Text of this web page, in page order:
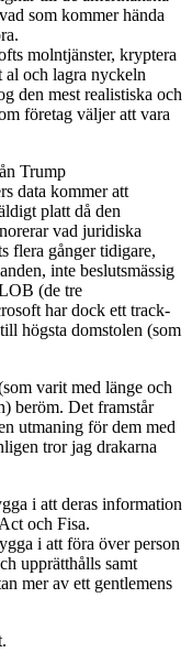
som kommer hända
molntjänster, kryptera
al och lagra nyckeln
den mest realistiska och
företag väljer att vara
Trump
data kommer att
platt då den
vad juridiska
flera gånger tidigare,
inte beslutsmässig
(de tre
har dock ett track-
högsta domstolen (som
varit med länge och
beröm. Det framstår
utmaning för dem med
tror jag drakarna
i att deras information
och Fisa.
i att föra över person
upprätthålls samt
mer av ett gentlemens